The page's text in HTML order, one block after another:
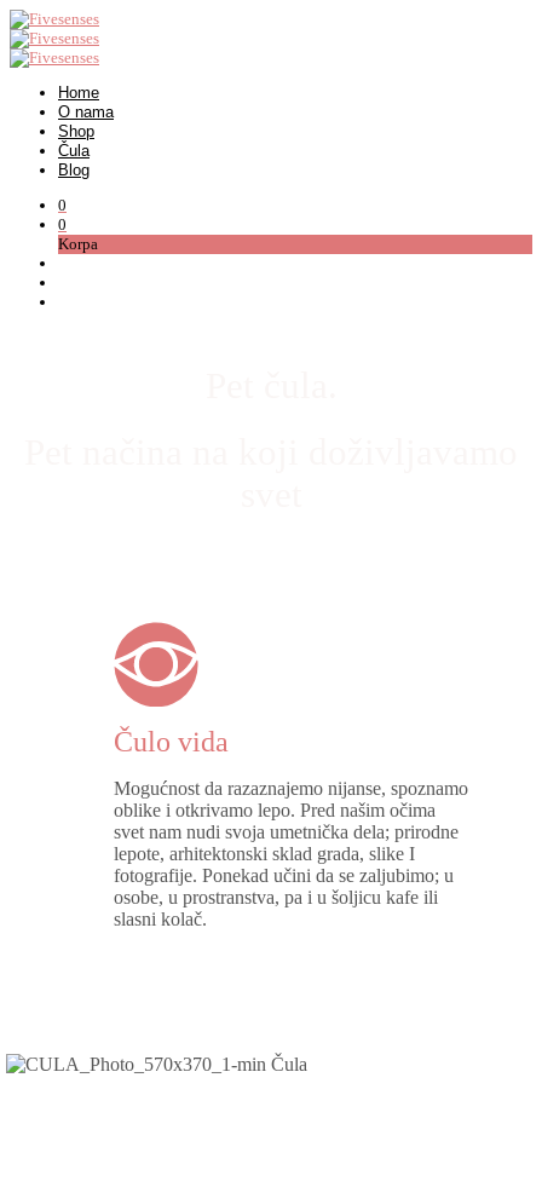
Home
O nama
Shop
Čula
Blog
0
0
Korpa
Čulo vida
Mogućnost da razaznajemo nijanse, spoznamo
oblike i otkrivamo lepo. Pred našim očima
svet nam nudi svoja umetnička dela; prirodne
lepote, arhitektonski sklad grada, slike I
fotografije. Ponekad učini da se zaljubimo; u
osobe, u prostranstva, pa i u šoljicu kafe ili
slasni kolač.